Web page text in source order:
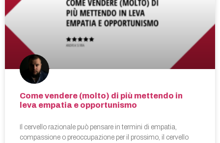
Come vendere (molto) di più mettendo in
leva empatia e opportunismo
Il cervello razionale può pensare in termini di empatia,
compassione o preoccupazione per il prossimo, il cervello